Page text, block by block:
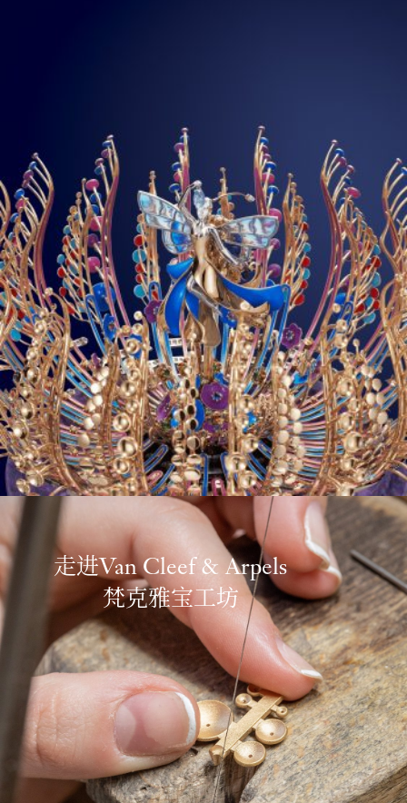
走进Van Cleef & Arpels
梵克雅宝工坊